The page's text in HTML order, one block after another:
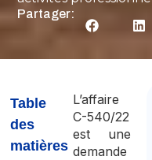
Partager:
Table
des
matières
L’affaire
C-540/22
est une
demande